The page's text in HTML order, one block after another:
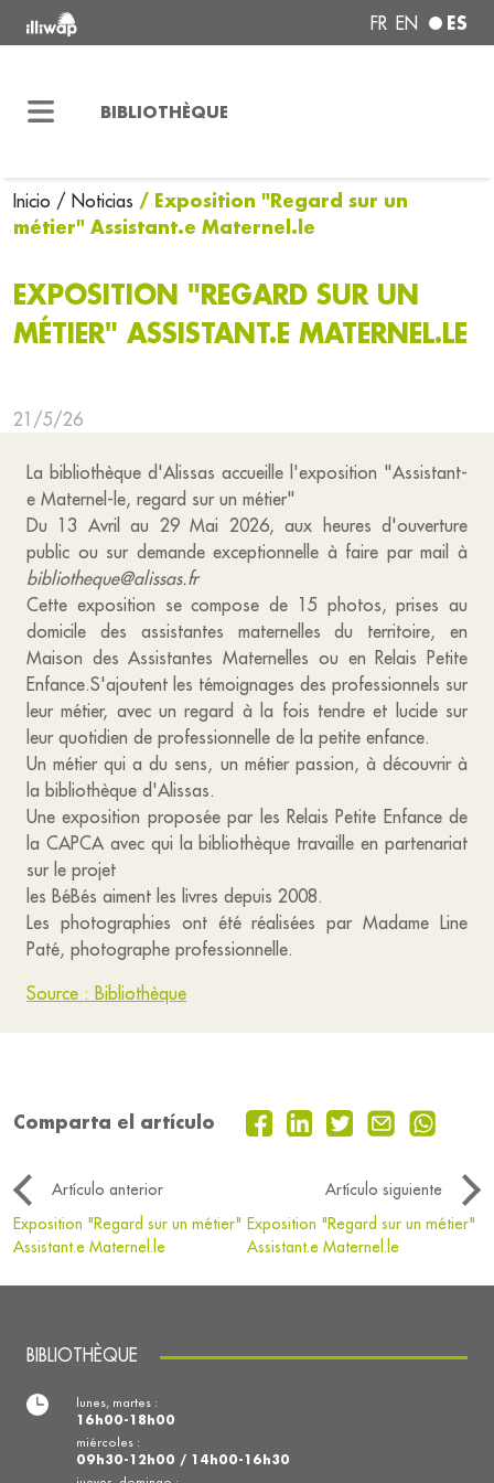
FR EN ES
BIBLIOTHÈQUE
Inicio / Noticias / Exposition "Regard sur un
métier" Assistant.e Maternel.le
EXPOSITION "REGARD SUR UN
MÉTIER" ASSISTANT.E MATERNEL.LE
21/5/26
La bibliothèque d'Alissas accueille l'exposition "Assistant-
e Maternel-le, regard sur un métier"
Du 13 Avril au 29 Mai 2026, aux heures d'ouverture
public ou sur demande exceptionnelle à faire par mail à
bibliotheque@alissas.fr
Cette exposition se compose de 15 photos, prises au
domicile des assistantes maternelles du territoire, en
Maison des Assistantes Maternelles ou en Relais Petite
Enfance.S'ajoutent les témoignages des professionnels sur
leur métier, avec un regard à la fois tendre et lucide sur
leur quotidien de professionnelle de la petite enfance.
Un métier qui a du sens, un métier passion, à découvrir à
la bibliothèque d'Alissas.
Une exposition proposée par les Relais Petite Enfance de
la CAPCA avec qui la bibliothèque travaille en partenariat
sur le projet
les BéBés aiment les livres depuis 2008.
Les photographies ont été réalisées par Madame Line
Paté, photographe professionnelle.
Source : Bibliothèque
Comparta el artículo
Artículo anterior
Artículo siguiente
Exposition "Regard sur un métier"
Assistant.e Maternel.le
Exposition "Regard sur un métier"
Assistant.e Maternel.le
BIBLIOTHÈQUE
lunes, martes :
16h00-18h00
miércoles :
09h30-12h00 / 14h00-16h30